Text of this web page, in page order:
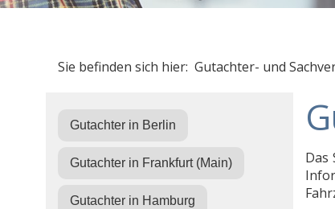
Sie befinden sich hier: Gutachter- und
Gutachter in Berlin
Gutachter in Frankfurt (Main)
Gutachter in Hamburg
Das